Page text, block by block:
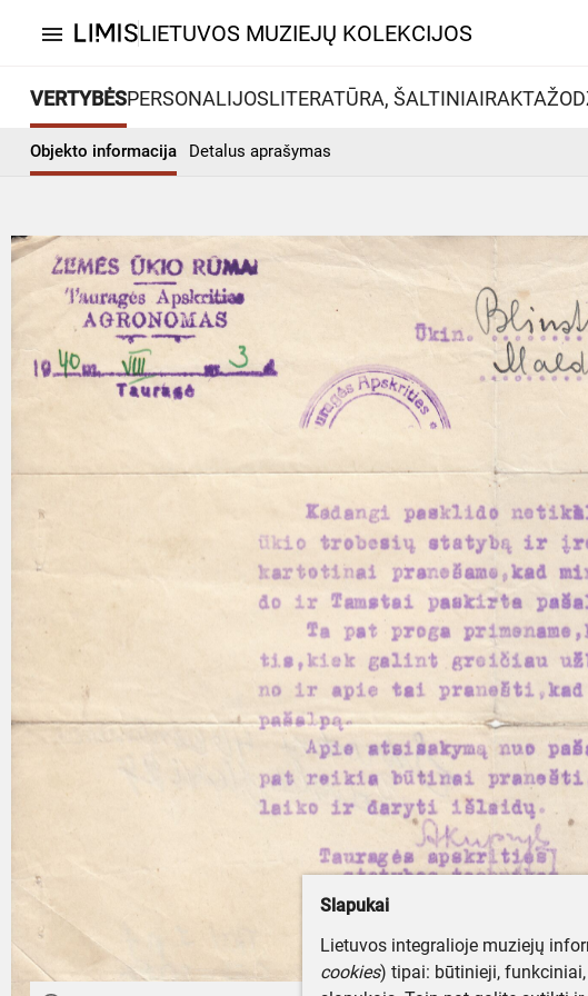
menu LIETUVOS MUZIEJŲ KOLEKCIJOS
VERTYBĖSPERSONALIJOSLITERATŪRA, ŠALTINIAI
Objekto informacija Detalus aprašymas
Slapukai
Lietuvos integralioje muziejų
cookies) tipai: būtinieji,